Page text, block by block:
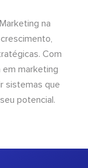
na
Com
em marketing
sistemas que
potencial.